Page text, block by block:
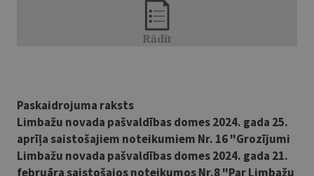
Paskaidrojuma raksts
Limbažu novada pašvaldības domes 2024. gada 25.
aprīļa saistošajiem noteikumiem Nr. 16 "Grozījumi
Limbažu novada pašvaldības domes 2024. gada 21.
februāra saistošajos noteikumos Nr.8 "Par Limbažu